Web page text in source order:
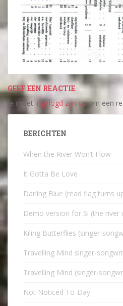
GEEF EEN REACTIE
Je moet ingelogd zijn opom een
BERICHTEN
When the River Won’t Flow
It Gotta Be Love
Darling Blue (read flag turns
Demo version for Si (the river
Kiling Butterflies (singer-
Travelling Mind singer-
Travelling Mind (singer-
Not Noticed To-Day